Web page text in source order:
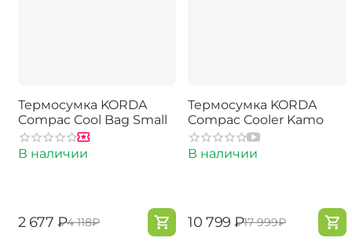
Термосумка KORDA
Compac Cool Bag Small
В наличии
‍2 677‍ ₽‍4 118‍₽
Термосумка KORDA
Compac Cooler Kamo
В наличии
‍10 799‍ ₽‍17 999‍₽